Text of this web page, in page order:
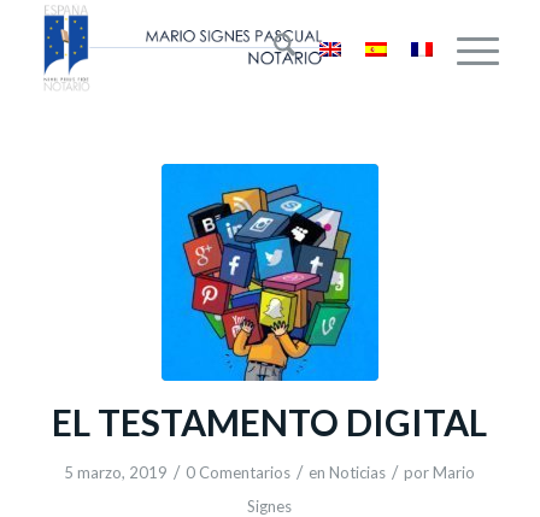
EL TESTAMENTO DIGITAL
5 marzo, 2019 / 0 Comentarios / en Noticias / por Mario
Signes